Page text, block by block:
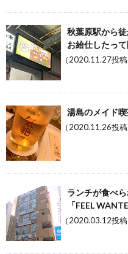
秋葉原駅から
お給仕したっ
（2020.11.27投稿
湯島のメイド
（2020.11.26投稿
ランチが食べ
「FEEL
（2020.03.12投稿